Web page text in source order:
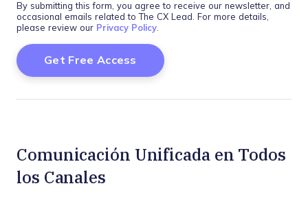
By submitting this form, you agree to receive our newsletter, and
occasional emails related to The CX Lead. For more details,
please review our Privacy Policy.
Comunicación Unificada en Todos
los Canales